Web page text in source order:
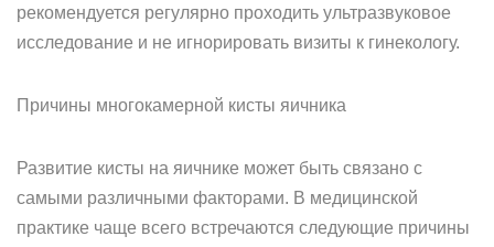
рекомендуется регулярно проходить ультразвуковое
исследование и не игнорировать визиты к гинекологу.
Причины многокамерной кисты яичника
Развитие кисты на яичнике может быть связано с
самыми различными факторами. В медицинской
практике чаще всего встречаются следующие причины